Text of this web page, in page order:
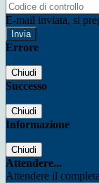
E-mail inviata, si
Errore
Chiudi
Successo
Chiudi
Informazione
Chiudi
Attendere...
Attendere il